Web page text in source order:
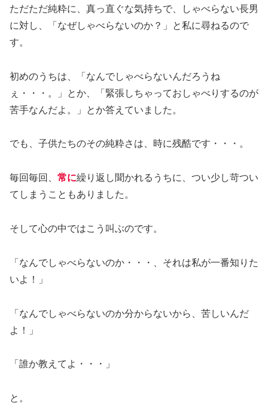
ただただ純粋に、真っ直ぐな気持ちで、しゃべらない長男
に対し、「なぜしゃべらないのか？」と私に尋ねるので
す。
初めのうちは、「なんでしゃべらないんだろうね
ぇ・・・。」とか、「緊張しちゃっておしゃべりするのが
苦手なんだよ。」とか答えていました。
でも、子供たちのその純粋さは、時に残酷です・・・。
毎回毎回、 常に繰り返し聞かれるうちに、つい少し苛つい
てしまうこともありました。
そして心の中ではこう叫ぶのです。
「なんでしゃべらないのか・・・、それは私が一番知りた
いよ！」
「なんでしゃべらないのか分からないから、苦しいんだ
よ！」
「誰か教えてよ・・・」
と。